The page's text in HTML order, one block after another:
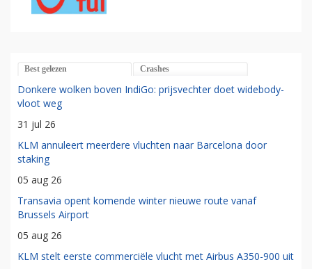
Best gelezen Crashes
Donkere wolken boven IndiGo: prijsvechter doet widebody-
vloot weg
31 jul 26
KLM annuleert meerdere vluchten naar Barcelona door
staking
05 aug 26
Transavia opent komende winter nieuwe route vanaf
Brussels Airport
05 aug 26
KLM stelt eerste commerciële vlucht met Airbus A350-900 uit